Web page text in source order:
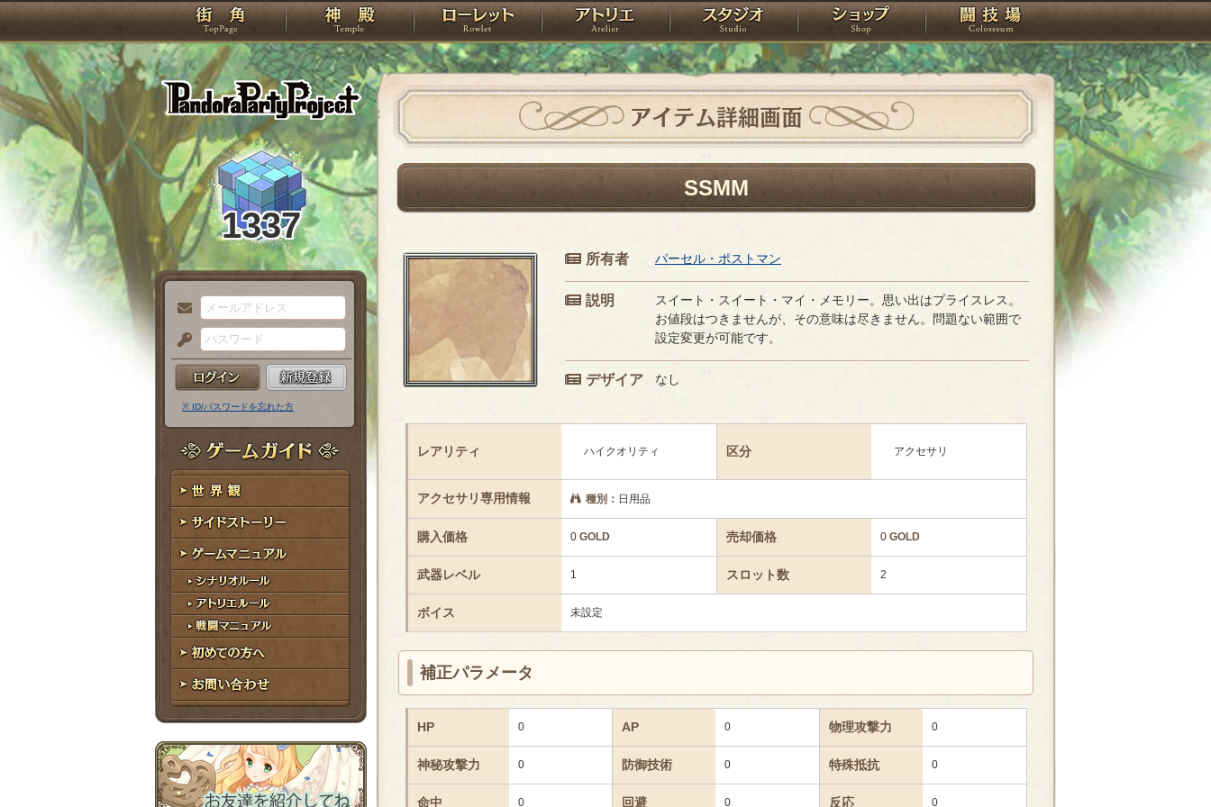
PandoraPartyProject
TOP 神殿 ローレット アトリエ スタジオ ショップ 闘技場
1337
メ
ー
ル
ア
ド
レ
ス
パ
ス
ー
ド
※ ID/パスワードを忘れた方
ゲームガイド
世界観
サイドストーリー
ゲームマニュアル
シナリオルール
アトリエルール
戦闘マニュアル
初めての方へ
お問い合わせ
アイテム詳細画面
SSMM
所有者 パーセル・ポストマン
説明
スイート・スイート・マイ・メモリー。思い出はプライスレス。
お値段はつきませんが、その意味は尽きません。問題ない範囲で
設定変更が可能です。
デザイア なし
レアリティ ハイクオリティ 区分 アクセサリ
アクセサリ専用情報 種別： 日用品
購入価格 0 GOLD 売却価格 0 GOLD
武器レベル 1 スロット数 2
ボイス 未設定
補正パラメータ
HP 0 AP 0 物理攻撃力 0
神秘攻撃力 0 防御技術 0 特殊抵抗 0
命中 0 回避 0 反応 0